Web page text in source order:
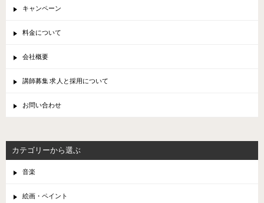
キャンペーン
料金について
会社概要
講師募集 求人と採用について
お問い合わせ
カテゴリーから選ぶ
音楽
絵画・ペイント